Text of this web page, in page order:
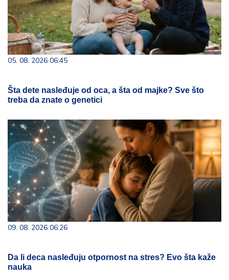
05. 08. 2026 06:45
Šta dete nasleđuje od oca, a šta od majke? Sve što
treba da znate o genetici
09. 08. 2026 06:26
Da li deca nasleđuju otpornost na stres? Evo šta kaže
nauka